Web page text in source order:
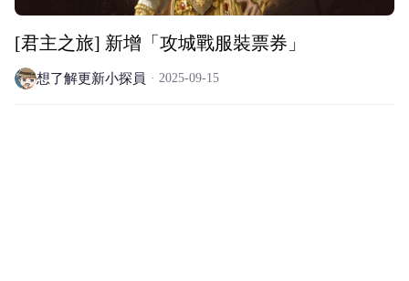
[君主之旅] 新增「攻城戰服裝票券」
想了解更新小探員 2025-09-15